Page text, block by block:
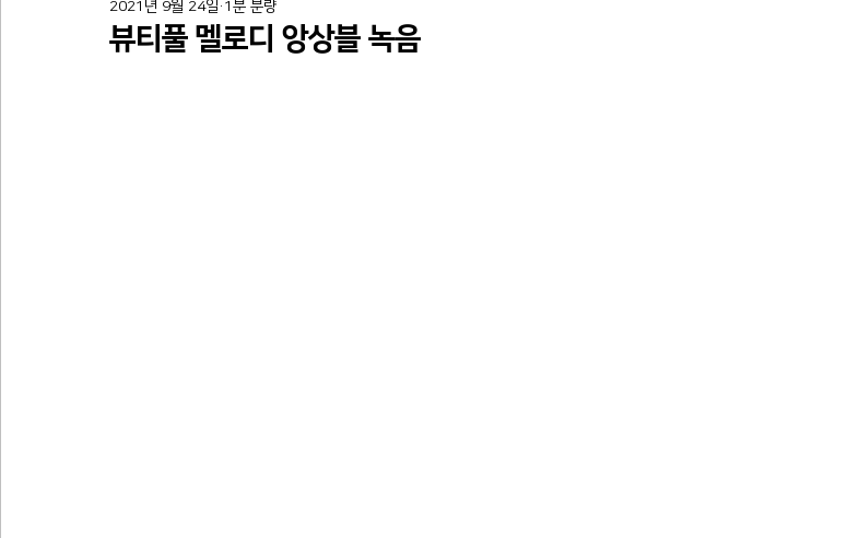
음향 시스템 컨설팅 시공
뷰티풀 멜로디 앙상블 녹음
2021년 9월 24일 1분 분량